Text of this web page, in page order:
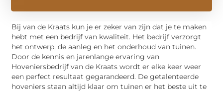
Bij van de Kraats kun je er zeker van zijn dat je te maken
hebt met een bedrijf van kwaliteit. Het bedrijf verzorgt
het ontwerp, de aanleg en het onderhoud van tuinen.
Door de kennis en jarenlange ervaring van
Hoveniersbedrijf van de Kraats wordt er elke keer weer
een perfect resultaat gegarandeerd. De getalenteerde
hoveniers staan altijd klaar om tuinen er het beste uit te